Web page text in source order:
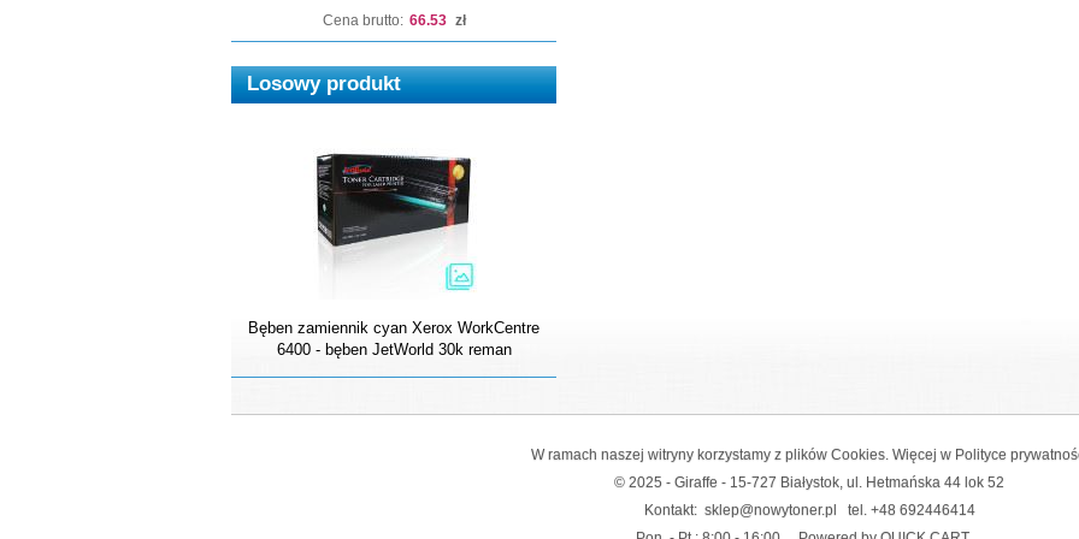
Cena brutto: 66.53 zł
Losowy produkt
Bęben zamiennik cyan Xerox WorkCentre
6400 - bęben JetWorld 30k reman
W ramach naszej witryny korzystamy z plików Cookies. Więcej w Polityce
© 2025 - Giraffe - 15-727 Białystok, ul. Hetmańska 44 lok 52
Kontakt: sklep@nowytoner.pl tel. +48 692446414